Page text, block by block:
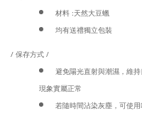
材料 :天然大豆蠟
均有送禮獨立包裝
/ 保存方式 /
避免陽光直射與潮濕，維
現象實屬正常
若隨時間沾染灰塵，可使用